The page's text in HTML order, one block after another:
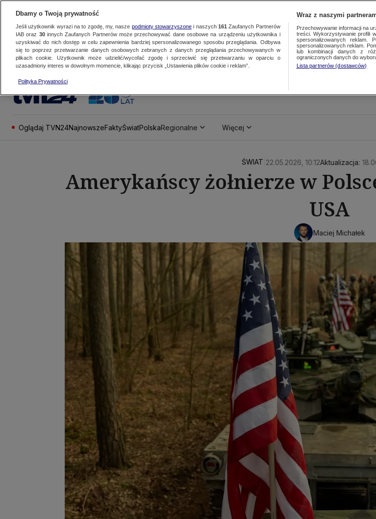
Oglądaj TVN24NajnowszeFaktyŚwiatPolskaRegionalne Więcej
ŚWIAT 22.05.2026, 10:12Aktualizacja:
Amerykańscy żołnierze w
USA
Maciej Michałek
Dbamy o Twoją prywatność
Jeśli użytkownik wyrazi na to zgodę, my, nasze podmioty stowarzyszonei naszych 161 Zaufanych Partnerów
IAB oraz 30innych Zaufanych Partnerów może przechowywać dane osobowe na urządzeniu użytkownika i
uzyskiwać do nich dostęp w celu zapewnienia bardziej spersonalizowanego sposobu przeglądania. Odbywa
się to poprzez przetwarzanie danych osobowych zebranych z danych przeglądania przechowywanych w
plikach cookie. Użytkownik może udzielić/wycofać zgodę i sprzeciwić się przetwarzaniu w oparciu o
uzasadniony interes w dowolnym momencie, klikając przycisk „Ustawienia plików cookie i reklam”.
Polityka Prywatności
Wraz z naszymi
Przechowywanie informacji na
treści. Wykorzystywanie profili
spersonalizowanych reklam.
spersonalizowanych reklam.
lub kombinacji danych z
ograniczonych danych do
Lista partnerów (dostawców)